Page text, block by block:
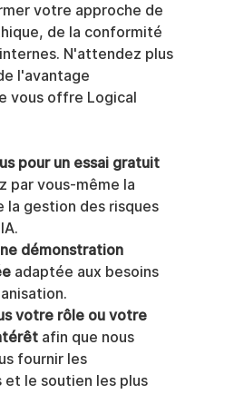
votre approche de
de la conformité
N'attendez plus
l'avantage
vous offre Logical
pour un essai gratuit
par vous-même la
la gestion des risques
démonstration
adaptée aux besoins
votre rôle ou votre
afin que nous
fournir les
et le soutien les plus